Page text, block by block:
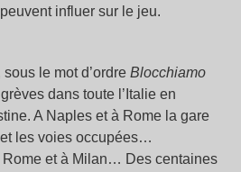
influer sur le jeu.
le mot d’ordre Blocchiamo
dans toute l’Italie en
A Naples et à Rome la gare
les voies occupées…
et à Milan… Des centaines